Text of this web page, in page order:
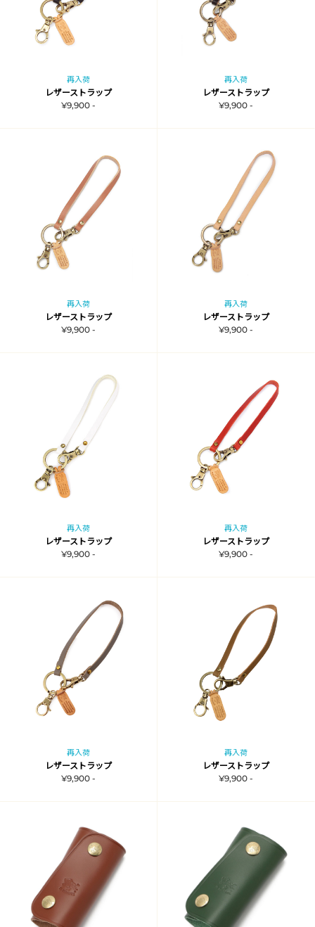
再入荷
レザーストラップ
¥9,900 -
再入荷
レザーストラップ
¥9,900 -
再入荷
レザーストラップ
¥9,900 -
再入荷
レザーストラップ
¥9,900 -
再入荷
レザーストラップ
¥9,900 -
再入荷
レザーストラップ
¥9,900 -
再入荷
レザーストラップ
¥9,900 -
再入荷
レザーストラップ
¥9,900 -